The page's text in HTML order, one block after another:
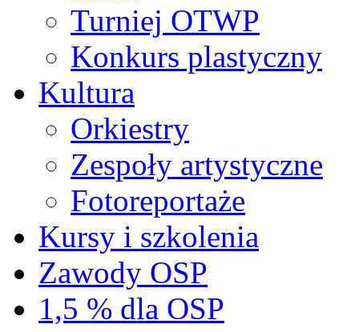
Turniej OTWP
Konkurs plastyczny
Kultura
Orkiestry
Zespoły artystyczne
Fotoreportaże
Kursy i szkolenia
Zawody OSP
1,5 % dla OSP